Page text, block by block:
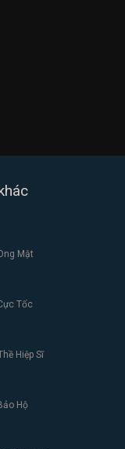
Mật
Tốc
Hiệp Sĩ
Hộ